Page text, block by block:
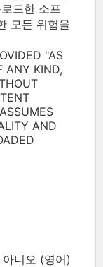
드한 소프
모든 위험을
"AS
ANY KIND,
AND
니오 (영어)